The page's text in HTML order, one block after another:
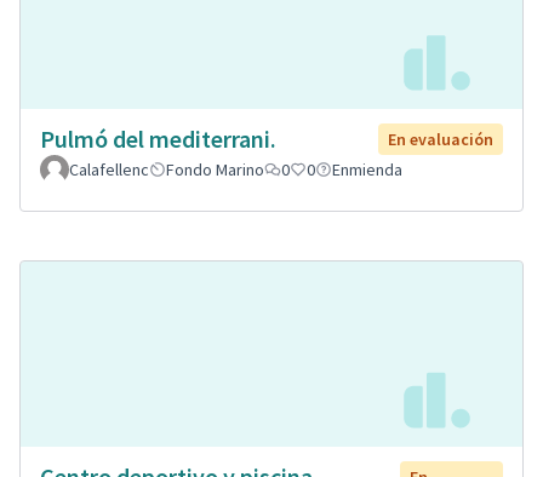
Pulmó del mediterrani.
En evaluación
Calafellenc
Fondo Marino 0 0 Enmienda